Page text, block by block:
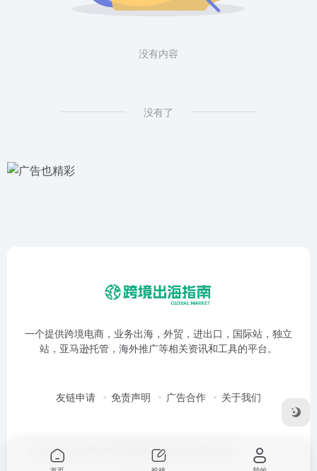
没有内容
没有了
一个提供跨境电商，业务出海，外贸，进出口，国际站，独立
站，亚马逊托管，海外推广等相关资讯和工具的平台。
友链申请 免责声明 广告合作 关于我们
Copyright © 2026 鲁ICP备17053280号-1